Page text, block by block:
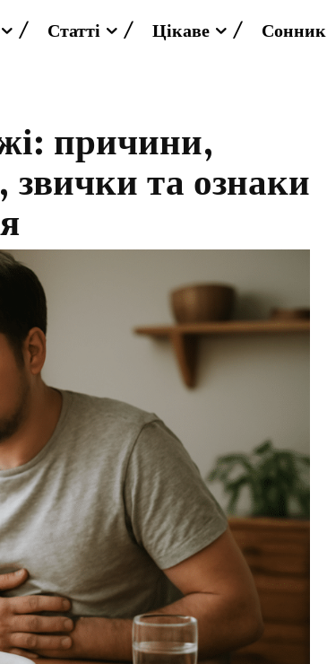
Статті Цікаве Сонник
причини,
та ознаки